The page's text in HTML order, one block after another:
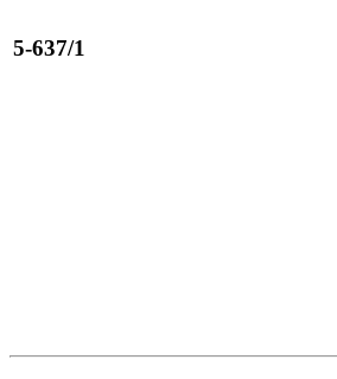
5-637/1